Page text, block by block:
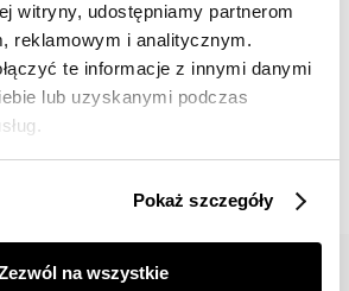
witryny, udostępniamy partnerom
reklamowym i analitycznym.
te informacje z innymi danymi
lub uzyskanymi podczas
Pokaż szczegóły
na wszystkie
NAS NA ZDJĘCIACH
#topsecretfashion